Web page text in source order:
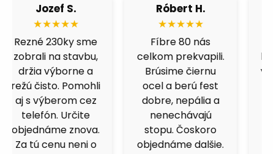
Róbert H.
★★★★★
Fíbre 80 nás
celkom prekvapili.
Brúsime čiernu
ocel a berú fest
dobre, nepália a
nenechávajú
stopu. Čoskoro
objednáme dalšie.
Fero B.
★★★★★
Výborná cena a
kvalita. Skúšal som
viacero obchodov,
ale kotucovo má
fakt dobrý pomer.
125ky premium
inox idú ako do
masla.